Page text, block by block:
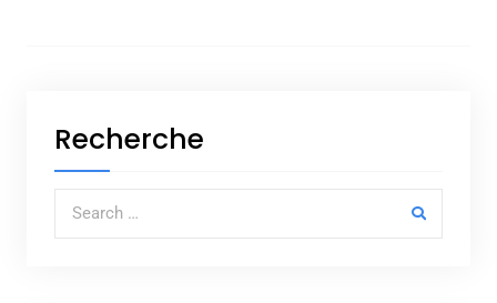
Recherche
Search for: